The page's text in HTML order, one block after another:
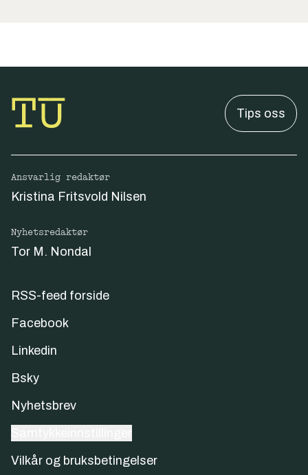
Tips oss
Ansvarlig redaktør
Kristina Fritsvold Nilsen
Nyhetsredaktør
Tor M. Nondal
RSS-feed forside
Facebook
Linkedin
Bsky
Nyhetsbrev
Vilkår og bruksbetingelser